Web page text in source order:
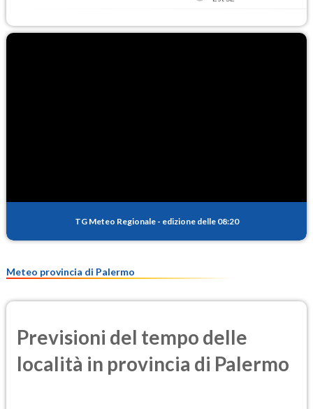
TG Meteo Regionale - edizione delle 08:20
Meteo provincia di Palermo
Previsioni del tempo delle
località in provincia di Palermo